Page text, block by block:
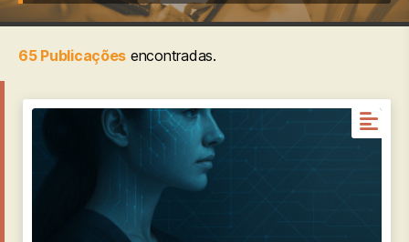
65 Publicações encontradas.